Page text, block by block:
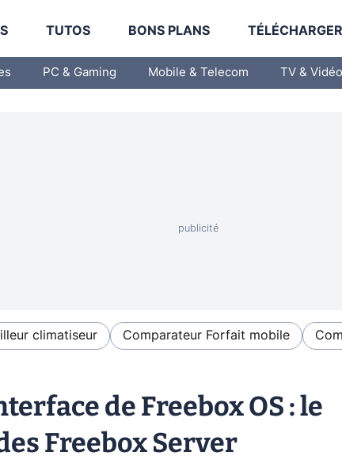
TUTOS BONS PLANS
PC & Gaming Mobile & Telecom TV & Vidéo
climatiseur Comparateur Forfait mobile
de Freebox OS : le
Freebox Server